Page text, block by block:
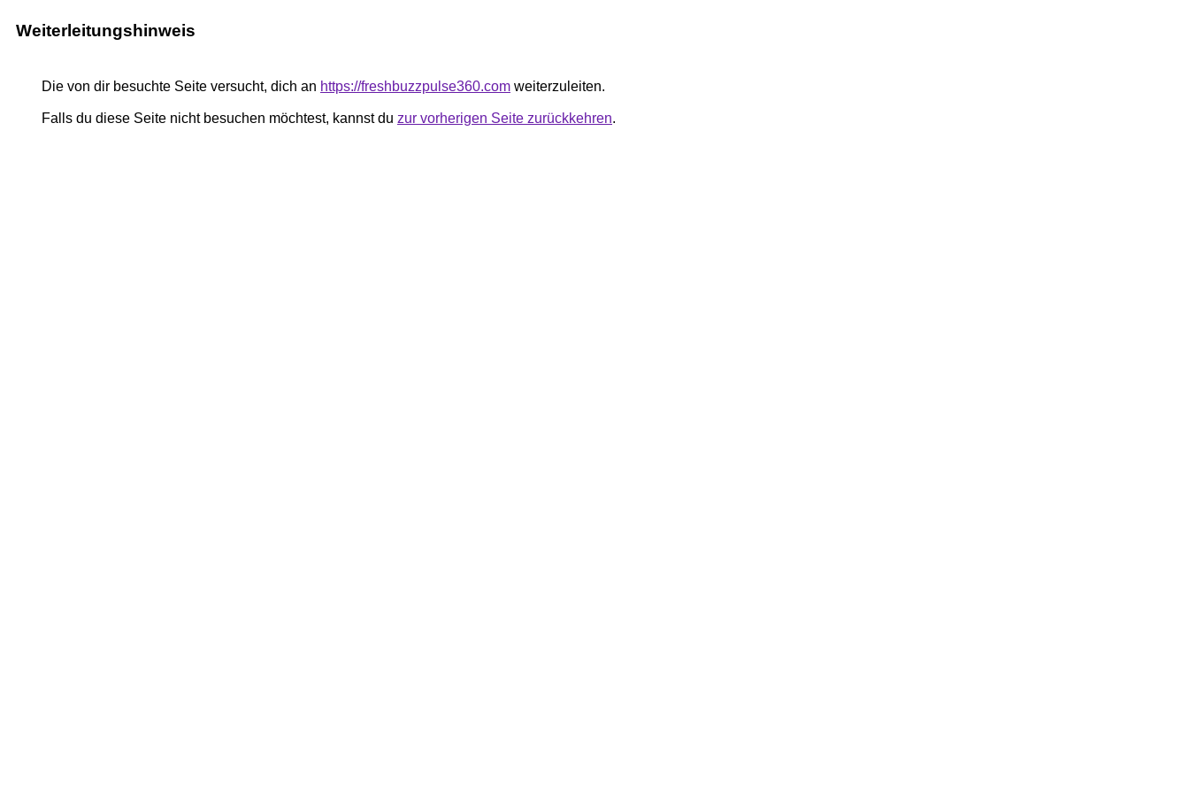
Weiterleitungshinweis
Die von dir besuchte Seite versucht, dich an https://freshbuzzpulse360.com weiterzuleiten.
Falls du diese Seite nicht besuchen möchtest, kannst du zur vorherigen Seite zurückkehren.